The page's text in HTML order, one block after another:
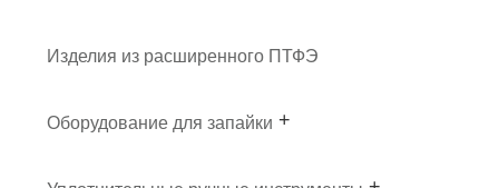
Изделия из расширенного ПТФЭ
Оборудование для запайки